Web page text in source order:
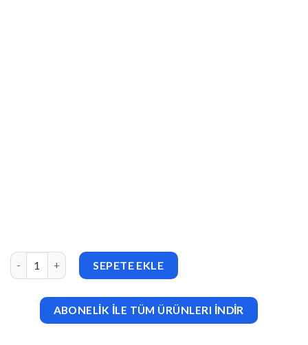
Lawhere (v1.0.4) Attorney WordPress Theme adet
SEPETE EKLE
ABONELİK İLE TÜM ÜRÜNLERI İNDİR